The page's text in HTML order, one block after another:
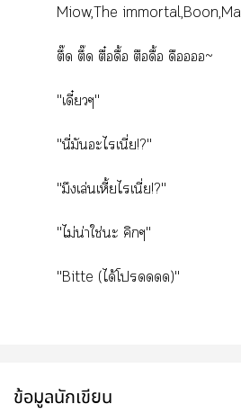
Miow,The
ตึ๊ด ตึ๊ด ตื๋อดื้อ ตือดื้อ ดืออ~
"เดี๋ยวๆ"
"นี่มันะไเนี่ย!?"
"มึงเล่นเหี้ยไเนี่ย!?"
"ไม่น่าใช่ะ คิกๆ"
"Bitte (ได้โดดด)"
ข้อมูลนักเขียน